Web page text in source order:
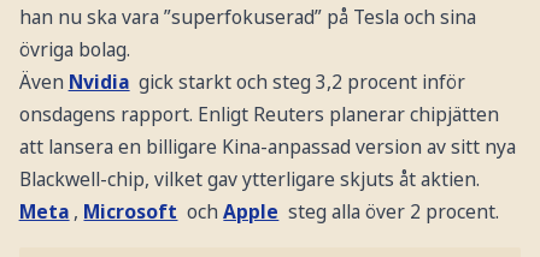
han nu ska vara ”superfokuserad” på Tesla och sina
övriga bolag.
Även Nvidia gick starkt och steg 3,2 procent inför
onsdagens rapport. Enligt Reuters planerar chipjätten
att lansera en billigare Kina-anpassad version av sitt nya
Blackwell-chip, vilket gav ytterligare skjuts åt aktien.
Meta , Microsoft ochApple steg alla över 2 procent.